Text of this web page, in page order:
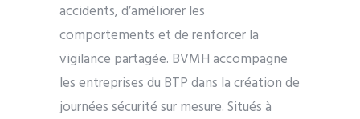
accidents, d’améliorer les
comportements et de renforcer la
vigilance partagée. BVMH accompagne
les entreprises du BTP dans la création de
journées sécurité sur mesure. Situés à